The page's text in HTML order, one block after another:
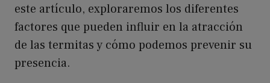
este artículo, exploraremos los diferentes
factores que pueden influir en la atracción
de las termitas y cómo podemos prevenir su
presencia.